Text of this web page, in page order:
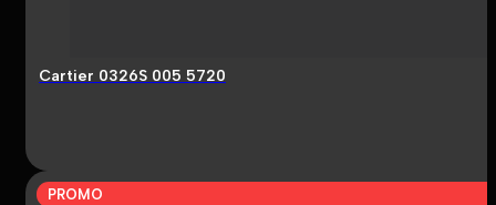
Cartier 0326S 005 5720
PROMO